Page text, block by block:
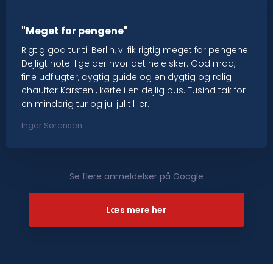
"Meget for pengene"
Rigtig god tur til Berlin, vi fik rigtig meget for pengene.
Dejligt hotel lige der hvor det hele sker. God mad,
fine udflugter, dygtig guide og en dygtig og rolig
chauffør Karsten , kørte i en dejlig bus. Tusind tak for
en minderig tur og jul jul til jer.
Inger Sørensen
Se flere anmeldelser på Google​
Læs mere her​